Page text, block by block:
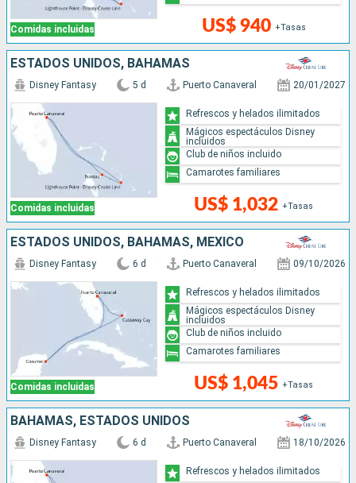
Comidas incluidas US$ 940 +Tasas
ESTADOS UNIDOS, BAHAMAS
Comidas incluidas
Disney Fantasy 5 d Puerto Canaveral 20/01/2027
US$ 1,032 +Tasas
Refrescos y helados ilimitados
Mágicos espectáculos Disney
incluidos
Club de niños incluido
Camarotes familiares
ESTADOS UNIDOS, BAHAMAS, MÉXICO
Comidas incluidas
Disney Fantasy 6 d Puerto Canaveral 09/10/2026
US$ 1,045 +Tasas
Refrescos y helados ilimitados
Mágicos espectáculos Disney
incluidos
Club de niños incluido
Camarotes familiares
BAHAMAS, ESTADOS UNIDOS
Disney Fantasy 6 d Puerto Canaveral 18/10/2026
Refrescos y helados ilimitados